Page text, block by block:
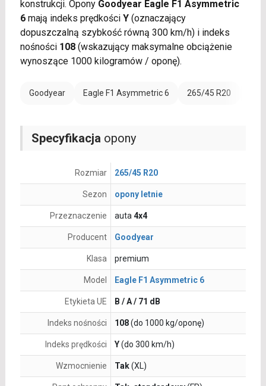
konstrukcji. Opony Goodyear Eagle F1 Asymmetric
6mają indeks prędkości Y(oznaczający
dopuszczalną szybkość równą 300 km/h) i indeks
nośności 108(wskazujący maksymalne obciążenie
wynoszące 1000 kilogramów / oponę).
Goodyear Eagle F1 Asymmetric 6 265/45 R20
Specyfikacja opony
Rozmiar 265/45 R20
Sezon opony letnie
Przeznaczenie auta 4x4
Producent Goodyear
Klasa premium
Model Eagle F1 Asymmetric 6
Etykieta UE B / A / 71 dB
Indeks nośności 108(do 1000 kg/oponę)
Indeks prędkości Y(do 300 km/h)
Wzmocnienie Tak(XL)